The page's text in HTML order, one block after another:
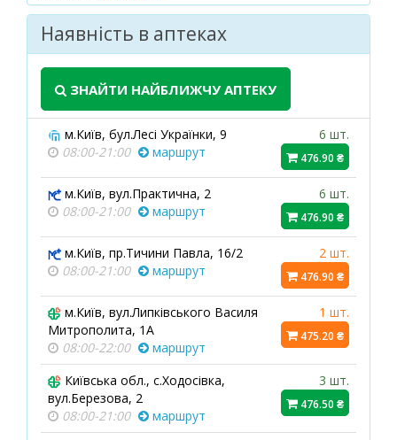
Наявність в аптеках
ЗНАЙТИ НАЙБЛИЖЧУ АПТЕКУ
м.Київ, бул.Лесі Українки, 9
08:00-21:00
маршрут
6 шт.
476.90 ₴
м.Київ, вул.Практична, 2
08:00-21:00
маршрут
6 шт.
476.90 ₴
м.Київ, пр.Тичини Павла, 16/2
08:00-21:00
маршрут
2 шт.
476.90 ₴
м.Київ, вул.Липківського Василя
Митрополита, 1А
08:00-22:00
маршрут
1 шт.
475.20 ₴
Київська обл., с.Ходосівка,
вул.Березова, 2
08:00-21:00
маршрут
3 шт.
476.50 ₴